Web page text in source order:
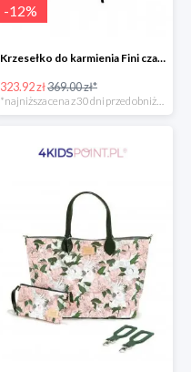
-12%
Krzesełko do karmienia Fini czarne 2w1 Kinderkraft
323.92 zł369.00 zł*